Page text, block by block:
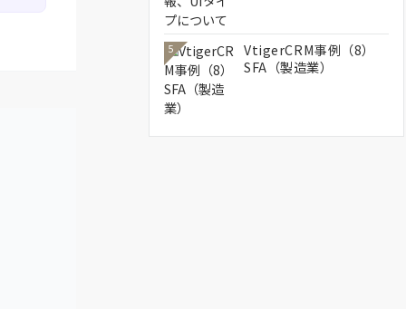
5
VtigerCRM事例（8）
SFA（製造業）